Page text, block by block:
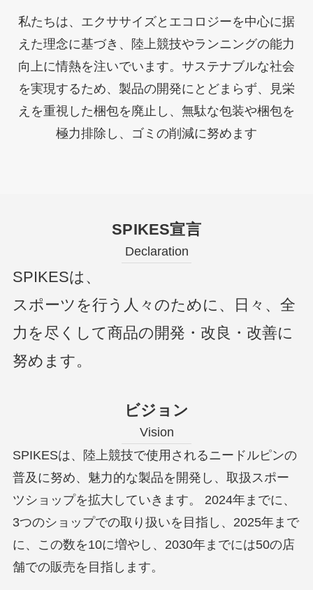
私たちは、エクササイズとエコロジーを中心に据
えた理念に基づき、陸上競技やランニングの能力
向上に情熱を注いでいます。サステナブルな社会
を実現するため、製品の開発にとどまらず、見栄
えを重視した梱包を廃止し、無駄な包装や梱包を
極力排除し、ゴミの削減に努めます
SPIKES宣言
Declaration
SPIKESは、
スポーツを行う人々のために、日々、全
力を尽くして商品の開発・改良・改善に
努めます。
ビジョン
Vision
SPIKESは、陸上競技で使用されるニードルピンの
普及に努め、魅力的な製品を開発し、取扱スポー
ツショップを拡大していきます。 2024年までに、
3つのショップでの取り扱いを目指し、2025年まで
に、この数を10に増やし、2030年までには50の店
舗での販売を目指します。